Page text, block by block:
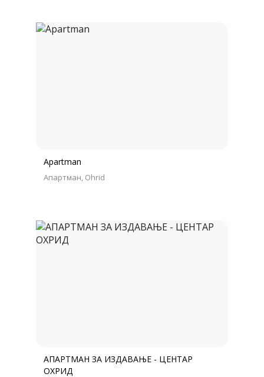
Apartman
Апартман Ohrid
АПАРТМАН ЗА ИЗДАВАЊЕ - ЦЕНТАР
ОХРИД